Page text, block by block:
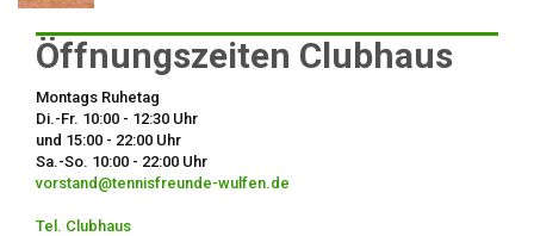
Öffnungszeiten Clubhaus
Montags Ruhetag
Di.-Fr. 10:00 - 12:30 Uhr
und 15:00 - 22:00 Uhr
Sa.-So. 10:00 - 22:00 Uhr
vorstand@tennisfreunde-wulfen.de
Tel. Clubhaus